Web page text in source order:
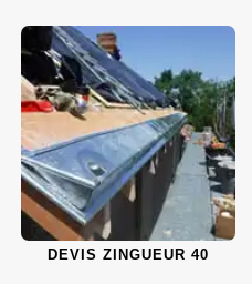
DEVIS ZINGUEUR 40